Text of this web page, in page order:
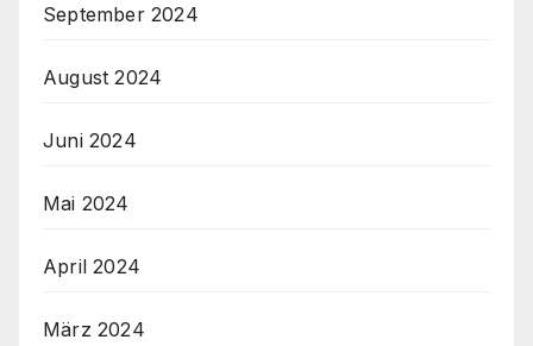
September 2024
August 2024
Juni 2024
Mai 2024
April 2024
März 2024